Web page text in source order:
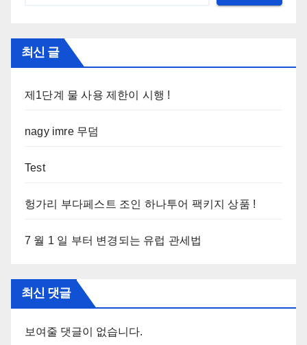
최신 글
제1단계 물 사용 제한이 시행 !
nagy imre 무덤
Test
헝가리 부다페스트 조인 하나투어 팩키지 상품 !
7 월 1 일 부터 변경되는 유럽 관세법
최신 댓글
보여줄 댓글이 없습니다.